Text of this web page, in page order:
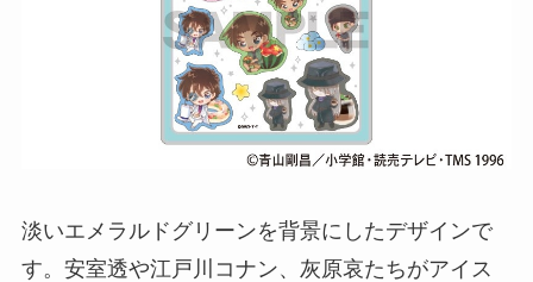
淡いエメラルドグリーンを背景にしたデザインで
す。安室透や江戸川コナン、灰原哀たちがアイス